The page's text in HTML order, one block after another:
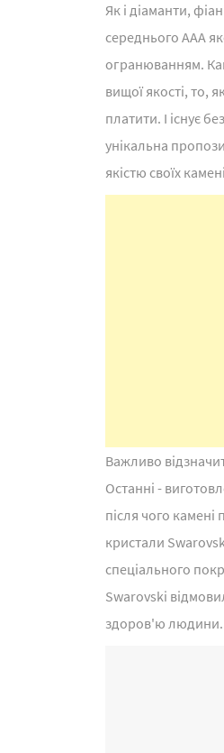
Як і діаманти,
середнього AAA
огранюванням.
вищої якості, то,
платити. І існує
унікальна
якістю своїх
Важливо
Останні -
після чого
кристали
спеціального
Swarovski
здоров'ю людини.